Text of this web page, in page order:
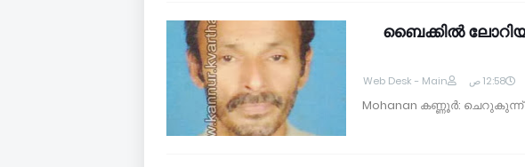
ബൈക്കില്‍
Web Desk - Main 12:58 ص
Mohanan കണ്ണൂര്‍: ചെറുകുന്ന്